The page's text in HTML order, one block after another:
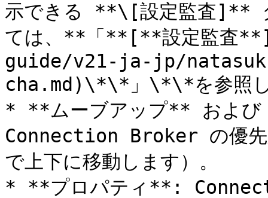
示できる **\[設定監査]**
ては、**「**[**設定監
guide/v21-ja-jp/
cha.md)\*\*」\*\*を参照し
* **ムーブアップ** およ
Connection Broker の優先
で上下に移動します）。
* **プロパティ**: